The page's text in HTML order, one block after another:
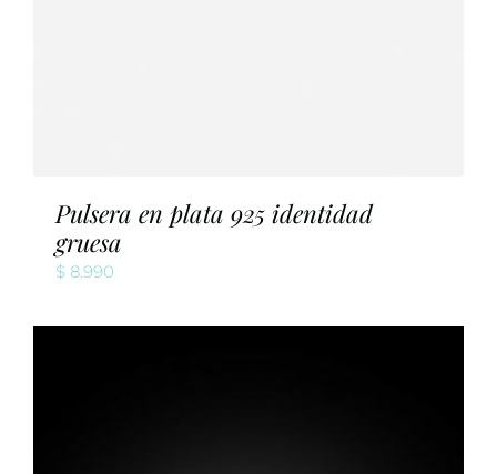
Pulsera en plata 925 identidad
gruesa
$ 8.990